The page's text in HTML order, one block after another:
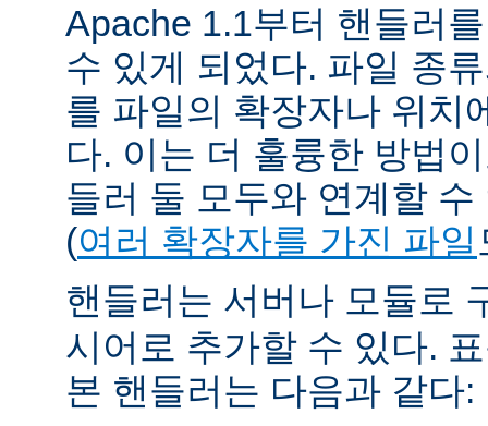
Apache 1.1부터 핸들러
수 있게 되었다. 파일 종
를 파일의 확장자나 위치
다. 이는 더 훌륭한 방법
들러 둘 모두와 연계할
(여러 확장자를 가진 파일
핸들러는 서버나 모듈로
시어로 추가할 수 있다.
본 핸들러는 다음과 같다: